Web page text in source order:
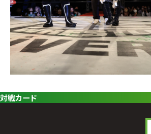
対戦カード